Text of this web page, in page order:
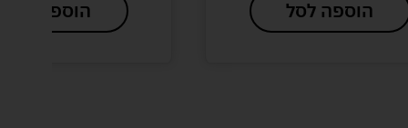
הוספה לסל הוספה לסל